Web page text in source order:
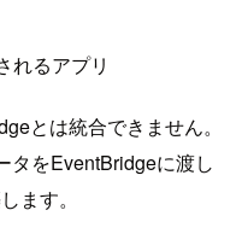
れるアプリ
とは統合できません。
タをEventBridgeに渡し
ます。